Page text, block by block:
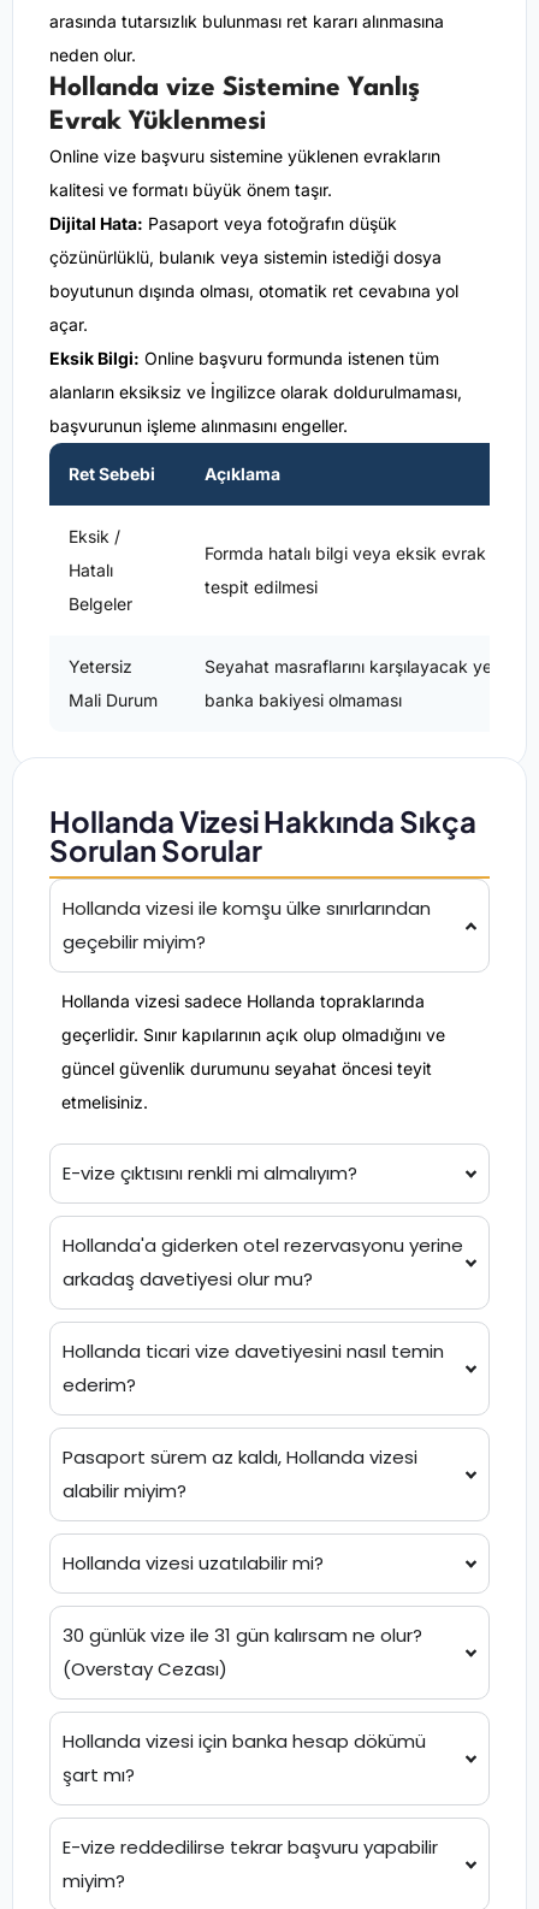
arasında tutarsızlık bulunması ret kararı alınmasına
neden olur.
Hollanda vize Sistemine Yanlış
Evrak Yüklenmesi
Online vize başvuru sistemine yüklenen evrakların
kalitesi ve formatı büyük önem taşır.
Dijital Hata: Pasaport veya fotoğrafın düşük
çözünürlüklü, bulanık veya sistemin istediği dosya
boyutunun dışında olması, otomatik ret cevabına yol
açar.
Eksik Bilgi: Online başvuru formunda istenen tüm
alanların eksiksiz ve İngilizce olarak doldurulmaması,
başvurunun işleme alınmasını engeller.
Ret Sebebi Açıklama
Eksik /
Hatalı
Belgeler
Formda hatalı bilgi veya eksik evrak
tespit edilmesi
Yetersiz
Mali Durum
Seyahat masraflarını karşılayacak yeterli
banka bakiyesi olmaması
Hollanda Vizesi Hakkında Sıkça
Sorulan Sorular
Hollanda vizesiile komşu ülke sınırlarından
geçebilir miyim?
Hollanda vizesi sadece Hollanda topraklarında
geçerlidir. Sınır kapılarının açık olup olmadığını ve
güncel güvenlik durumunu seyahat öncesi teyit
etmelisiniz.
E-vize çıktısını renkli mi almalıyım?
Hollanda'a giderken otel rezervasyonu yerine
arkadaş davetiyesi olur mu?
Hollanda ticari vize davetiyesini nasıl temin
ederim?
Pasaport sürem az kaldı, Hollanda vizesi
alabilir miyim?
Hollanda vizesi uzatılabilir mi?
30 günlük vize ile 31 gün kalırsam ne olur?
(Overstay Cezası)
Hollanda vizesi için banka hesap dökümü
şart mı?
E-vize reddedilirse tekrar başvuru yapabilir
miyim?